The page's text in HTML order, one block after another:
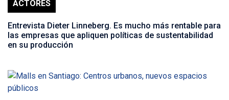
ACTORES
Entrevista Dieter Linneberg. Es mucho más rentable para
las empresas que apliquen políticas de sustentabilidad
en su producción